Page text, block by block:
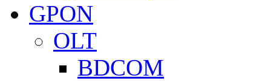
GPON
OLT
BDCOM